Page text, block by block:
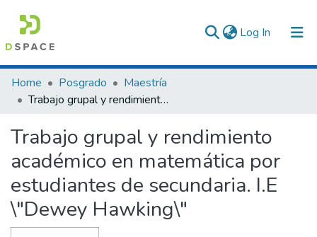
Log In (current)
Communities & Collections
All of DSpace
Statistics
Home Posgrado
Maestría
Trabajo grupal y rendimiento académico en matemática por estudiantes de secundaria. I.E \"Dewey Hawking\"
Trabajo grupal y rendimiento
académico en matemática por
estudiantes de secundaria. I.E
\"Dewey Hawking\"